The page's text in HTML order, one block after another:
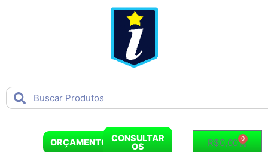
ORÇAMENTO
CONSULTAR
OS
R$0,00 0